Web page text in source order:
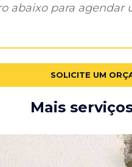
abaixo para
SOLICITE UM
Mais